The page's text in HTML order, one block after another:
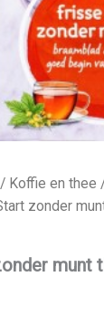
/ Koffie en thee
zonder
munt